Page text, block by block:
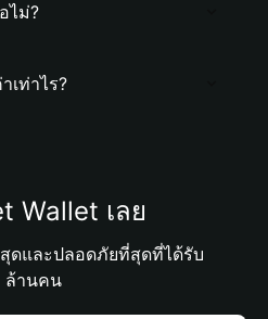
ไม่?
เท่าไร?
Wallet เลย
ดและปลอดภัยที่สุดที่ได้รับ
ล้านคน